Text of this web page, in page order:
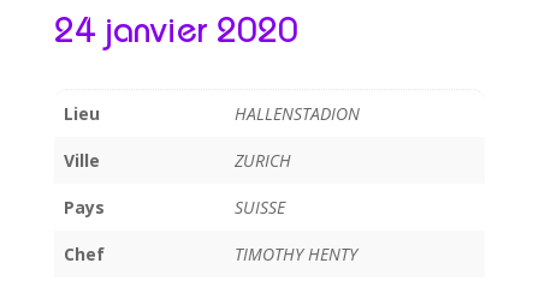
24 janvier 2020
Lieu HALLENSTADION
Ville ZURICH
Pays SUISSE
Chef TIMOTHY HENTY